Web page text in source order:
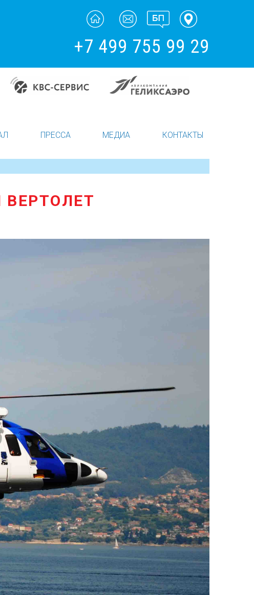
+7 499 755 99 29
ПРЕССА МЕДИА КОНТАКТЫ
ВЕРТОЛЕТ